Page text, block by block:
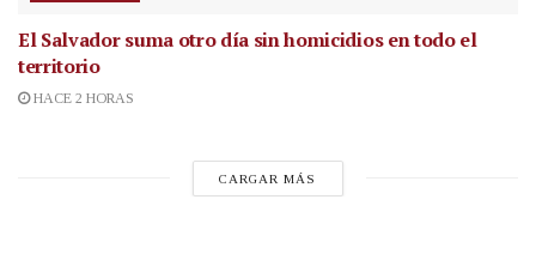
El Salvador suma otro día sin homicidios en todo el
territorio
HACE 2 HORAS
CARGAR MÁS